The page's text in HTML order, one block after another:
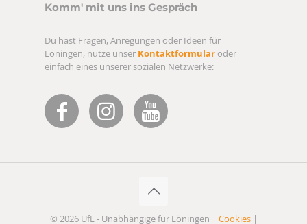
Komm' mit uns ins Gespräch
Du hast Fragen, Anregungen oder Ideen für
Löningen, nutze unser Kontaktformular oder
einfach eines unserer sozialen Netzwerke:
© 2026 UfL - Unabhängige für Löningen | Cookies|